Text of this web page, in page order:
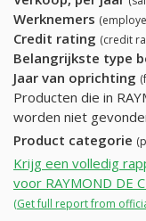
Werknemers
Credit rating (credit
Belangrijkste type
Jaar van oprichting
Producten die in
worden niet
Product categorie
Krijg een volledig
voor RAYMOND DE
(Get full report from